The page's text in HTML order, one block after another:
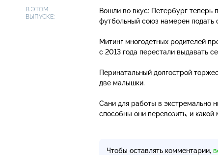
В ЭТОМ
ВЫПУСКЕ:
Вошли во вкус: Петербург теперь
футбольный союз намерен подать
Митинг многодетных родителей
с 2013 года перестали выдавать
Перинатальный долгострой
две малышки.
Сани для работы в экстремально
способны они перевозить, и
Чтобы оставлять комментарии,